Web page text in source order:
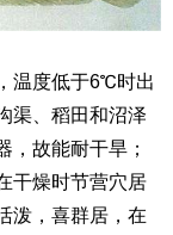
温度低于6℃时出
渠、稻田和沼泽
，故能耐干旱；
干燥时节营穴居
泼，喜群居，在